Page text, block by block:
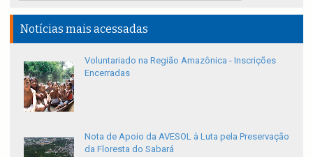
Notícias mais acessadas
Voluntariado na Região Amazônica - Inscrições
Encerradas
Nota de Apoio da AVESOL à Luta pela Preservação
da Floresta do Sabará